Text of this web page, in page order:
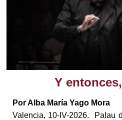
Y
Por Alba María Yago Mora
Valencia, 10-IV-2026. Palau